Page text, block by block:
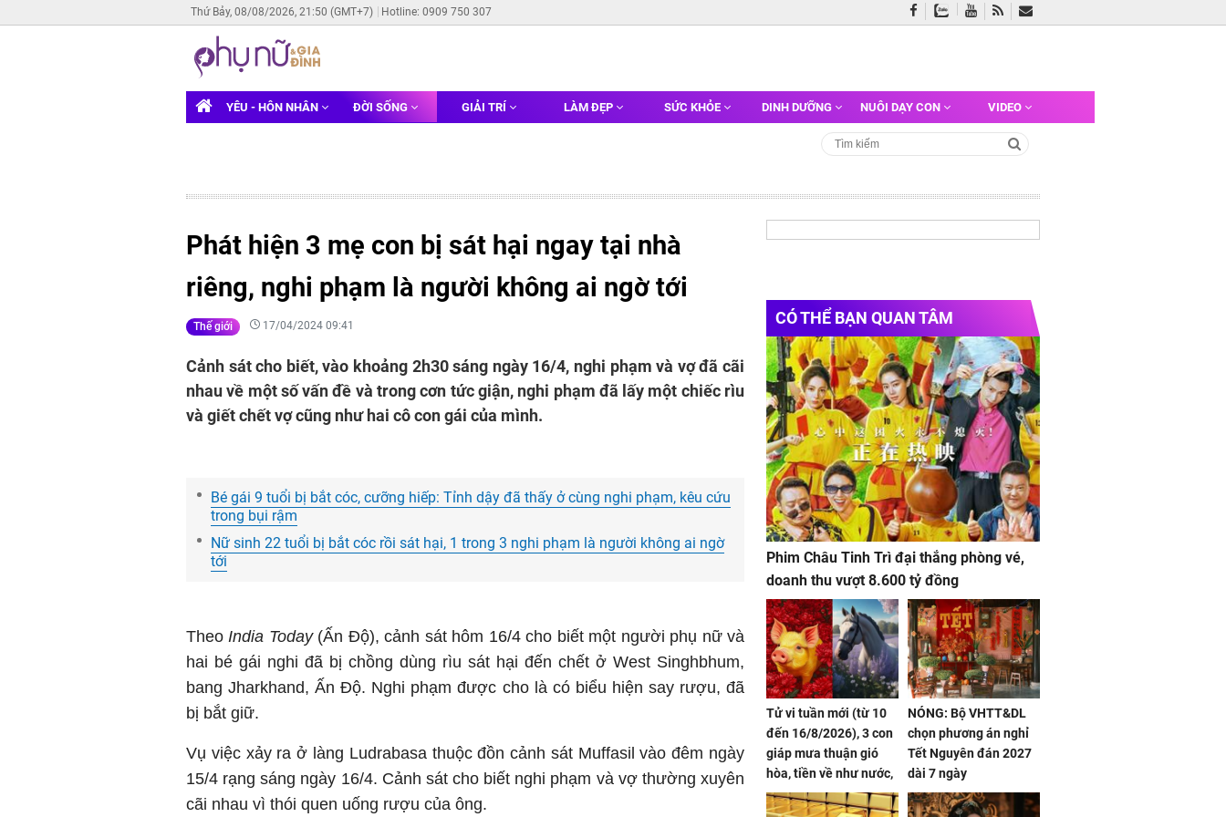
Thứ Bảy, 08/08/2026, 21:50 (GMT+7) Hotline: 0909 750 307
YÊU - HÔN NHÂN ĐỜI SỐNG GIẢI TRÍ LÀM ĐẸP SỨC KHỎE DINH DƯỠNG NUÔI DẠY CON VIDEO
Phát hiện 3 mẹ con bị sát hại ngay tại nhà
riêng, nghi phạm là người không ai ngờ tới
Thế giới 17/04/2024 09:41
Cảnh sát cho biết, vào khoảng 2h30 sáng ngày 16/4, nghi phạm và vợ đã cãi
nhau về một số vấn đề và trong cơn tức giận, nghi phạm đã lấy một chiếc rìu
và giết chết vợ cũng như hai cô con gái của mình.
Bé gái 9 tuổi bị bắt cóc, cưỡng hiếp: Tỉnh dậy đã thấy ở cùng nghi phạm, kêu cứu
trong bụi rậm
Nữ sinh 22 tuổi bị bắt cóc rồi sát hại, 1 trong 3 nghi phạm là người không ai ngờ
tới
Theo India Today(Ấn Độ), cảnh sát hôm 16/4 cho biết một người phụ nữ và
hai bé gái nghi đã bị chồng dùng rìu sát hại đến chết ở West Singhbhum,
bang Jharkhand, Ấn Độ. Nghi phạm được cho là có biểu hiện say rượu, đã
bị bắt giữ.
Vụ việc xảy ra ở làng Ludrabasa thuộc đồn cảnh sát Muffasil vào đêm ngày
15/4 rạng sáng ngày 16/4. Cảnh sát cho biết nghi phạm và vợ thường xuyên
cãi nhau vì thói quen uống rượu của ông.
CÓ THỂ BẠN QUAN TÂM
Phim Châu Tinh Trì đại thắng phòng vé,
doanh thu vượt 8.600 tỷ đồng
Tử vi tuần mới (từ 10
đến 16/8/2026), 3 con
giáp mưa thuận gió
hòa, tiền về như nước,
bạc vàng dư dả, Phú
Quý Vinh Hoa, vận
NÓNG: Bộ VHTT&DL
chọn phương án nghỉ
Tết Nguyên đán 2027
dài 7 ngày